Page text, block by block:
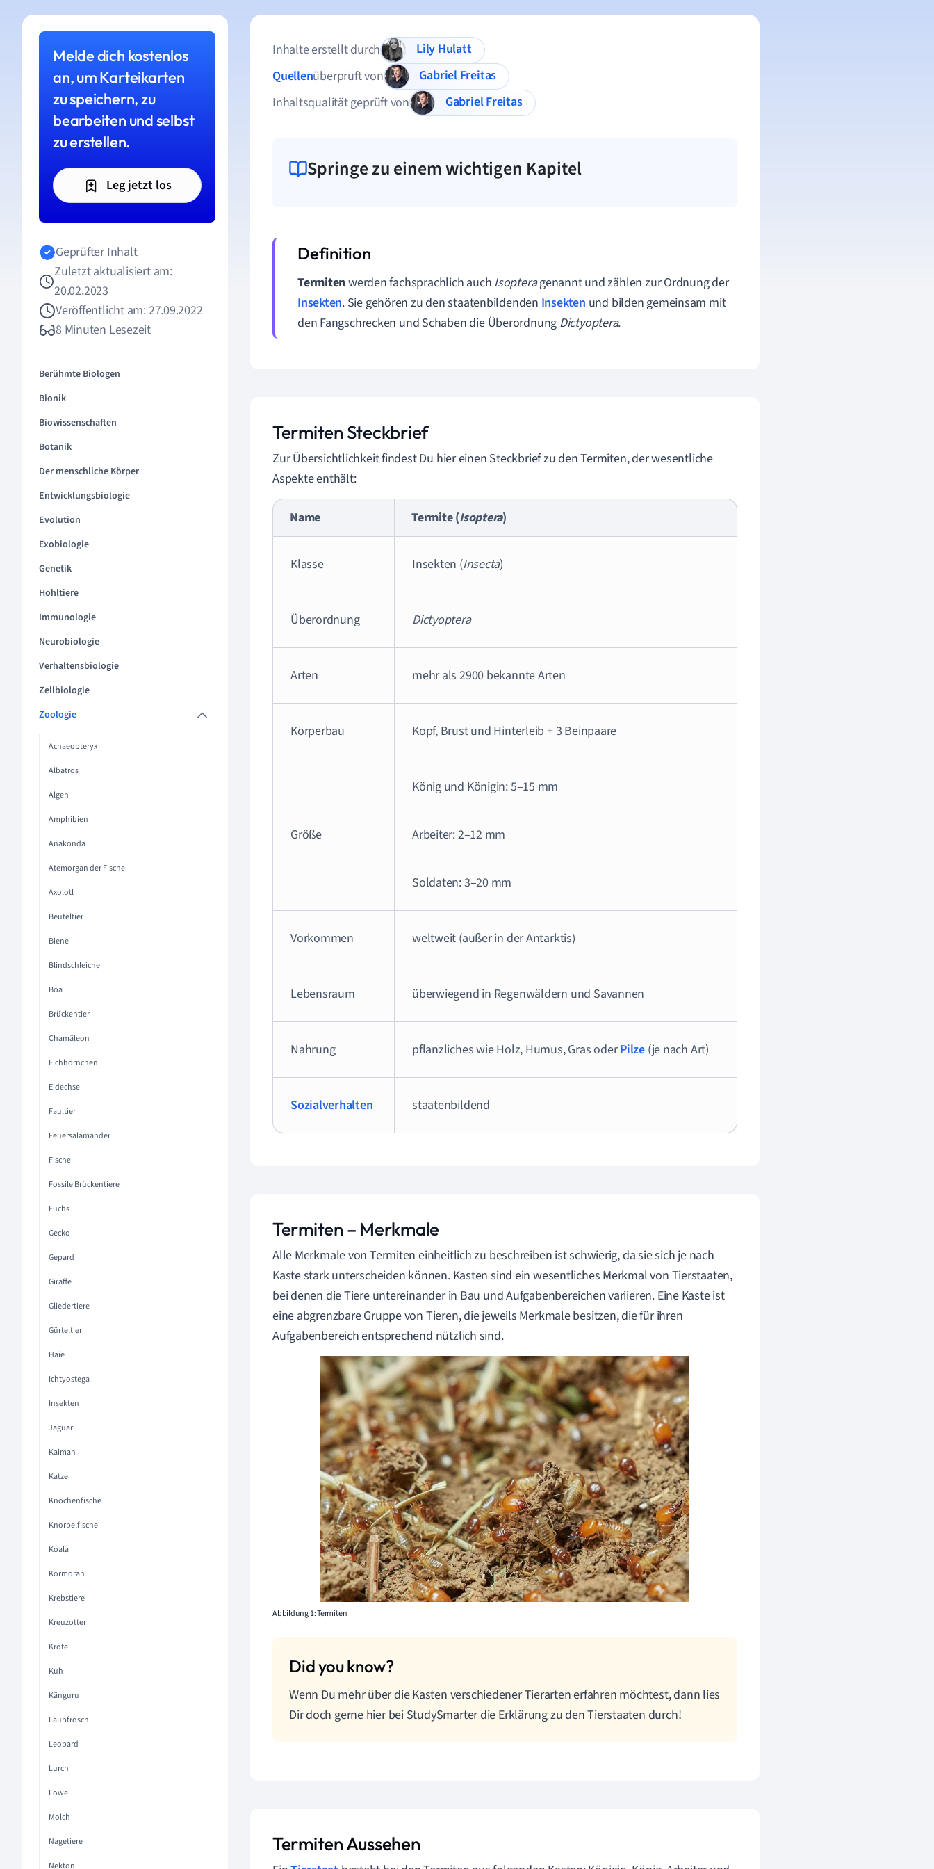
Melde dich kostenlos
an, um Karteikarten
zu speichern, zu
bearbeiten und selbst
zu erstellen.
Leg jetzt los
Geprüfter Inhalt
Zuletzt aktualisiert am:
20.02.2023
Veröffentlicht am: 27.09.2022
8 Minuten Lesezeit
Berühmte Biologen
Bionik
Biowissenschaften
Botanik
Der menschliche Körper
Entwicklungsbiologie
Evolution
Exobiologie
Genetik
Hohltiere
Immunologie
Neurobiologie
Verhaltensbiologie
Zellbiologie
Zoologie
Achaeopteryx
Albatros
Algen
Amphibien
Anakonda
Atemorgan der Fische
Axolotl
Beuteltier
Biene
Blindschleiche
Boa
Brückentier
Chamäleon
Eichhörnchen
Eidechse
Faultier
Feuersalamander
Fische
Fossile Brückentiere
Fuchs
Gecko
Gepard
Giraffe
Gliedertiere
Gürteltier
Haie
Ichtyostega
Insekten
Jaguar
Kaiman
Katze
Knochenfische
Knorpelfische
Koala
Kormoran
Krebstiere
Kreuzotter
Kröte
Kuh
Känguru
Laubfrosch
Leopard
Lurch
Löwe
Molch
Nagetiere
Nekton
Inhalte erstellt durch
Lily Hulatt
Quellenüberprüft von
Gabriel Freitas
Inhaltsqualität geprüft von
Gabriel Freitas
Springe zu einem wichtigen Kapitel
Termitenwerden fachsprachlich auch Isopteragenannt und zählen zur Ordnung der
Insekten. Sie gehören zu den staatenbildenden Insekten und bilden gemeinsam mit
den Fangschrecken und Schaben die Überordnung Dictyoptera.
Termiten Steckbrief
Zur Übersichtlichkeit findest Du hier einen Steckbrief zu den Termiten, der wesentliche
Aspekte enthält:
Name Termite (Isoptera)
Klasse Insekten (Insecta)
Überordnung Dictyoptera
Arten mehr als 2900 bekannte Arten
Körperbau Kopf, Brust und Hinterleib + 3 Beinpaare
Größe
König und Königin: 5–15 mm
Arbeiter: 2–12 mm
Soldaten: 3–20 mm
Vorkommen weltweit (außer in der Antarktis)
Lebensraum überwiegend in Regenwäldern und Savannen
Nahrung pflanzliches wie Holz, Humus, Gras oderPilze (je nach Art)
Sozialverhalten staatenbildend
Termiten – Merkmale
Alle Merkmale von Termiten einheitlich zu beschreiben ist schwierig, da sie sich je nach
Kaste stark unterscheiden können. Kasten sind ein wesentliches Merkmal von Tierstaaten,
bei denen die Tiere untereinander in Bau und Aufgabenbereichen variieren. Eine Kaste ist
eine abgrenzbare Gruppe von Tieren, die jeweils Merkmale besitzen, die für ihren
Aufgabenbereich entsprechend nützlich sind.
Abbildung 1: Termiten
Wenn Du mehr über die Kasten verschiedener Tierarten erfahren möchtest, dann lies
Dir doch gerne hier bei StudySmarter die Erklärung zu den Tierstaaten durch!
Termiten Aussehen